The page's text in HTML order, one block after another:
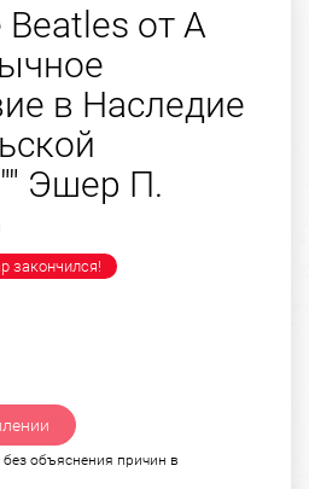
Beatles от A
в Наследие
Эшер П.
закончился!
объяснения причин в